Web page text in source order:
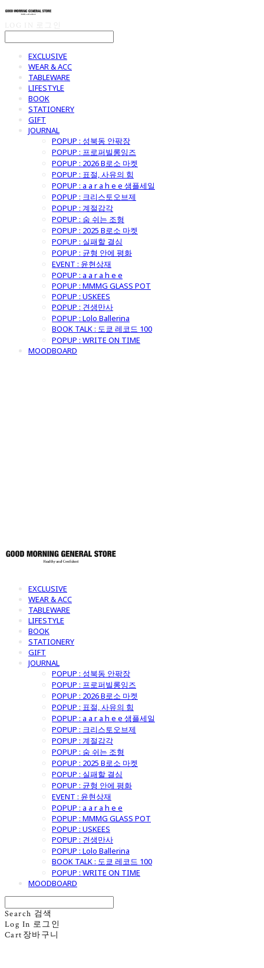
EXCLUSIVE
WEAR & ACC
TABLEWARE
LIFESTYLE
BOOK
STATIONERY
GIFT
JOURNAL
POPUP : 성북동 안팎장
POPUP : 프로퍼빌롱잉즈
POPUP : 2026 B로소 마켓
POPUP : 표절, 사유의 힘
POPUP : a a r a h e e 샘플세일
POPUP : 크리스토오브제
POPUP : 계절감각
POPUP : 숨 쉬는 조형
POPUP : 2025 B로소 마켓
POPUP : 실패할 결심
POPUP : 균형 안에 평화
EVENT : 윤현상재
POPUP : a a r a h e e
POPUP : MMMG GLASS POT
POPUP : USKEES
POPUP : 견생만사
POPUP : Lolo Ballerina
BOOK TALK : 도쿄 레코드 100
POPUP : WRITE ON TIME
MOODBOARD
EXCLUSIVE
WEAR & ACC
TABLEWARE
LIFESTYLE
BOOK
STATIONERY
GIFT
JOURNAL
POPUP : 성북동 안팎장
POPUP : 프로퍼빌롱잉즈
POPUP : 2026 B로소 마켓
POPUP : 표절, 사유의 힘
POPUP : a a r a h e e 샘플세일
POPUP : 크리스토오브제
POPUP : 계절감각
POPUP : 숨 쉬는 조형
POPUP : 2025 B로소 마켓
POPUP : 실패할 결심
POPUP : 균형 안에 평화
EVENT : 윤현상재
POPUP : a a r a h e e
POPUP : MMMG GLASS POT
POPUP : USKEES
POPUP : 견생만사
POPUP : Lolo Ballerina
BOOK TALK : 도쿄 레코드 100
POPUP : WRITE ON TIME
MOODBOARD
Search 검색
Log In 로그인
Cart 장바구니